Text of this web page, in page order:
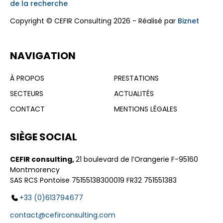
de la recherche
Copyright © CEFIR Consulting 2026 - Réalisé par Biznet
NAVIGATION
À PROPOS
PRESTATIONS
SECTEURS
ACTUALITÉS
CONTACT
MENTIONS LÉGALES
SIÈGE SOCIAL
CEFIR consulting,21 boulevard de l’Orangerie F-95160
Montmorency
SAS RCS Pontoise 75155138300019 FR32 751551383
+33 (0)613794677
contact@cefirconsulting.com